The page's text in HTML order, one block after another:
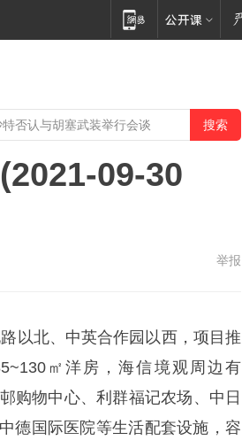
09-30
举报
以北、中英合作园以西，项目推
㎡洋房，海信境观周边有
购物中心、利群福记农场、中日
德国际医院等生活配套设施，容